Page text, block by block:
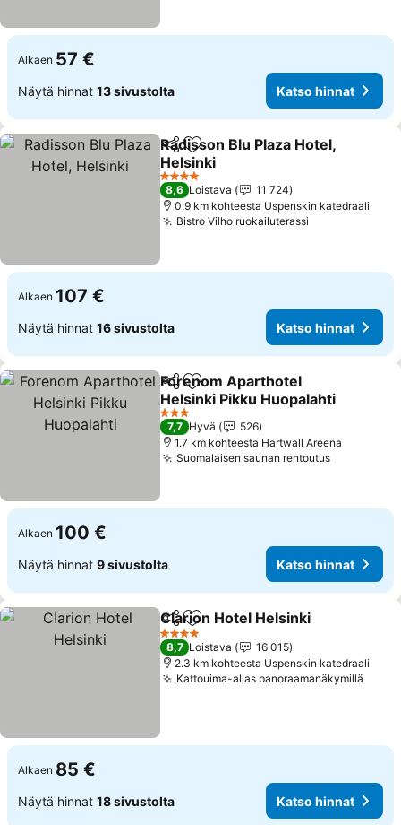
Alkaen 57 €
Näytä hinnat 13 sivustolta Katso hinnat
Jaa Lisää suosikkeihin
Radisson Blu Plaza Hotel,
Helsinki
Katso hinnat
4 Tähtiluokitus
8,6 Loistava
11 724
0.9 km kohteesta Uspenskin katedraali
Bistro Vilho ruokailuterassi
Alkaen 107 €
Näytä hinnat 16 sivustolta Katso hinnat
Jaa Lisää suosikkeihin
Forenom Aparthotel
Helsinki Pikku Huopalahti
Katso hinnat
3 Tähtiluokitus
7,7 Hyvä
526
1.7 km kohteesta Hartwall Areena
Suomalaisen saunan rentoutusKatso
Alkaen 100 €
Näytä hinnat 9 sivustolta Katso hinnat
Jaa Lisää suosikkeihin
Clarion Hotel Helsinki
4 Tähtiluokitus
8,7 Loistava
16 015
2.3 km kohteesta Uspenskin katedraali
Kattouima-allas panoraamanäkymillä
Alkaen 85 €
Näytä hinnat 18 sivustolta Katso hinnat